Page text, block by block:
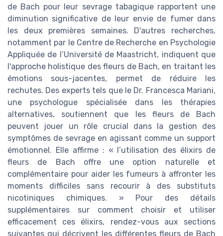
de Bach pour leur sevrage tabagique rapportent une
diminution significative de leur envie de fumer dans
les deux premières semaines. D'autres recherches,
notamment par le Centre de Recherche en Psychologie
Appliquée de l’Université de Maastricht, indiquent que
l'approche holistique des fleurs de Bach, en traitant les
émotions sous-jacentes, permet de réduire les
rechutes. Des experts tels que le Dr. Francesca Mariani,
une psychologue spécialisée dans les thérapies
alternatives, soutiennent que les fleurs de Bach
peuvent jouer un rôle crucial dans la gestion des
symptômes de sevrage en agissant comme un support
émotionnel. Elle affirme : « l’utilisation des élixirs de
fleurs de Bach offre une option naturelle et
complémentaire pour aider les fumeurs à affronter les
moments difficiles sans recourir à des substituts
nicotiniques chimiques. » Pour des détails
supplémentaires sur comment choisir et utiliser
efficacement ces élixirs, rendez-vous aux sections
suivantes qui décrivent les différentes fleurs de Bach